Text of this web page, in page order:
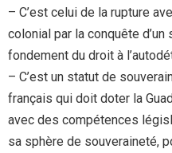
– C’est celui de la rupture
colonial par la conquête
fondement du droit à
– C’est un statut de
français qui doit doter la
avec des compétences
sa sphère de souveraineté,